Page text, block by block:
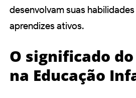
desenvolvam suas
aprendizes ativos.
O significado
na Educação